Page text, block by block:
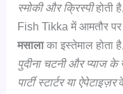
स्मोकी और क्रिस्पीहोती
Fish Tikka में आमतौर
मसालाका इस्तेमाल होता
पुदीना चटनी और प्याज के
पार्टी स्टार्टर या ऐपेटाइज़र